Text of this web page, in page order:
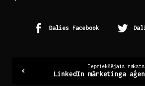
Dalies Facebook
Iepriekšējais raksts